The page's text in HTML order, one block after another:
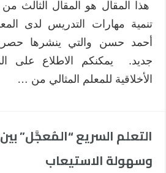
هذا المقال هو المقال الثالث
تنمية مهارات التدريس لدى
أحمد حسن والتي ينشرها
جديد. يمكنكم الاطلاع على
الأخلاقية للمعلم المثالي من …
التعلم السريع “المُعجَّل”
وسهولة الاستيعاب